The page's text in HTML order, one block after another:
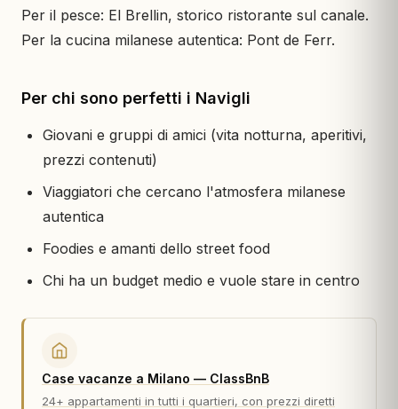
Per il pesce: El Brellin, storico ristorante sul canale.
Per la cucina milanese autentica: Pont de Ferr.
Per chi sono perfetti i Navigli
Giovani e gruppi di amici (vita notturna, aperitivi,
prezzi contenuti)
Viaggiatori che cercano l'atmosfera milanese
autentica
Foodies e amanti dello street food
Chi ha un budget medio e vuole stare in centro
Case vacanze a Milano — ClassBnB
24+ appartamenti in tutti i quartieri, con prezzi diretti